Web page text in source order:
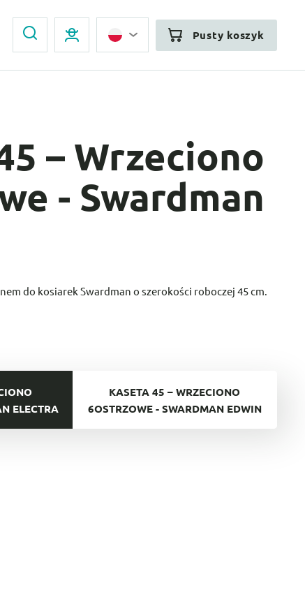
Pusty koszyk
– Wrzeciono
- Swardman
do kosiarek Swardman o szerokości roboczej 45 cm.
ELECTRA
KASETA 45 – WRZECIONO
6OSTRZOWE - SWARDMAN EDWIN